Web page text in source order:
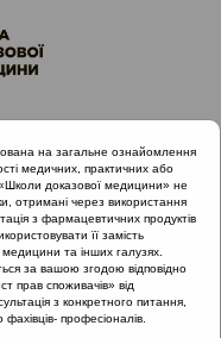
і його лікування
на загальне ознайомлення
медичних, практичних або
доказової медицини» не
отримані через використання
з фармацевтичних продуктів
її замість
медицини та інших галузях.
за вашою згодою відповідно
прав споживачів» від
з конкретного питання,
професіоналів.